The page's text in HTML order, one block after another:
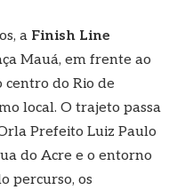
a Finish Line
Mauá, em frente ao
centro do Rio de
local. O trajeto passa
Prefeito Luiz Paulo
do Acre e o entorno
percurso, os